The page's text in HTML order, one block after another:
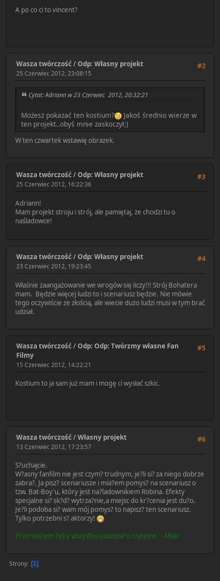
A po co ci to vincent?
#2
Wasza twórczość/Odp: Własny projekt
25 Czerwiec 2012, 23:08:15
Cytat: Adriann w 23 Czerwiec 2012, 20:32:21
Możesz pokazać ten kostium?
Jakoś średnio wierze w
ten projekt..obyś mnie zaskoczył;)
W ten czwartek wstawię obrazek.
#3
Wasza twórczość/Odp: Własny projekt
25 Czerwiec 2012, 16:22:36
Adriann!
Mam projekt stroju i strój, ale pamiętaj, że chodzi tu o
naśladowce!
#4
Wasza twórczość/Odp: Własny projekt
23 Czerwiec 2012, 19:23:45
Właśnie zaangażowanie we wrogów się liczy!!! Strój Bohatera
mam. Będzie więcej ludzi to i scenariusz będzie. Nie mówie
tego oczywiście ze złością, ale wiecie dużo ludzi musi w tym brać
udział.
#5
Wasza twórczość/Odp: Odp: Twórzmy własne Fan
Filmy
15 Czerwiec 2012, 14:22:21
Kostium to ja sam już mam i mogę ci wysłać szkic.
#6
Wasza twórczość/Własny projekt
13 Czerwiec 2012, 17:23:57
S?uchajcie.
W?asny fanfilm nie jest czym? trudnym, je?li si? za niego dobrze
zabra?. Ja pisz? scenariusze i mia?em pomys? na scenariusz o
tzw. Bat-Boy'u, który jest na?ladownikiem Robina. Efekty
specjalne si? sk?d? wytrza?nie,a miejsc do kr?cenia jest du?o.
Je?li podoba si? wam mój pomys? to napisz? ten scenariusz.
Tylko potrzebni s? aktorzy!
Przenios?em ?eby wszystko pozosta?o czytelne. - Altair
Strony 1